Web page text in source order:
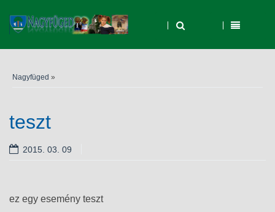
Nagyfüged »
teszt
2015. 03. 09
ez egy esemény teszt